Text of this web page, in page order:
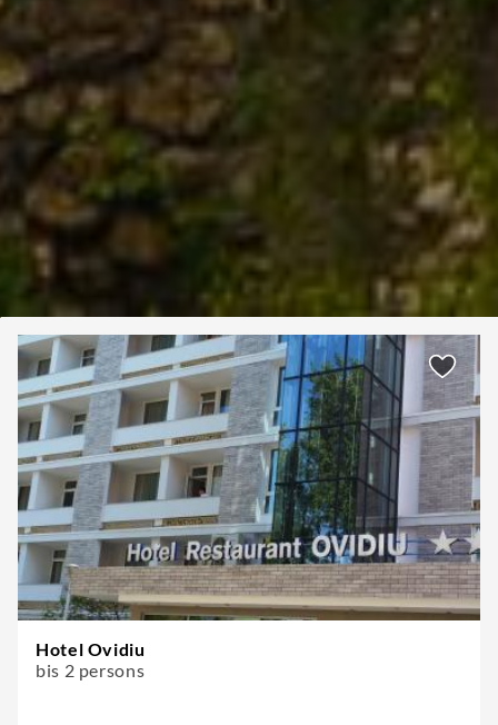
Hotel Ovidiu
bis 2 persons